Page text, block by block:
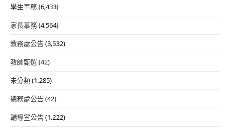
學生事務(6,433)
家長事務(4,564)
教務處公告(3,532)
教師甄選(42)
未分類(1,285)
總務處公告(42)
輔導室公告(1,222)